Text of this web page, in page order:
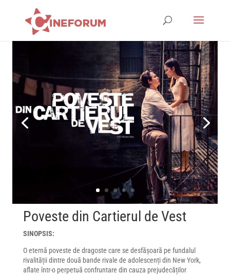
Poveste din Cartierul de Vest
SINOPSIS:
O eternă poveste de dragoste care se desfășoară pe fundalul
rivalității dintre două bande rivale de adolescenți din New York,
aflate într-o perpetuă confruntare din cauza prejudecăților